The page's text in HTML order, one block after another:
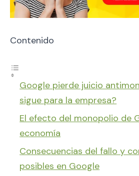
Contenido
Google pierde juicio
sigue para la empresa?
El efecto del monopolio de
economía
Consecuencias del fallo y
posibles en Google